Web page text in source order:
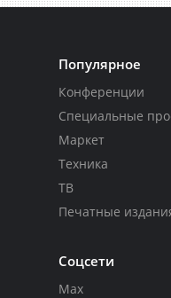
Популярное
Конференции
Специальные
Маркет
Техника
ТВ
Печатные
Соцсети
Max